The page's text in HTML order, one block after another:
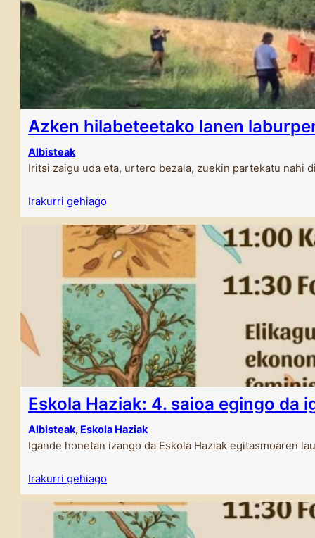
Azken hilabeteetako lanen
Albisteak
Iritsi zaigu uda eta, urtero bezala, zuekin partekatu nahi
Irakurri gehiago
Eskola Haziak: 4. saioa egingo da
Albisteak, Eskola Haziak
Igande honetan izango da Eskola Haziak egitasmoaren
Irakurri gehiago